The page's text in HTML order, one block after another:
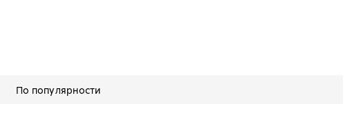
По популярности